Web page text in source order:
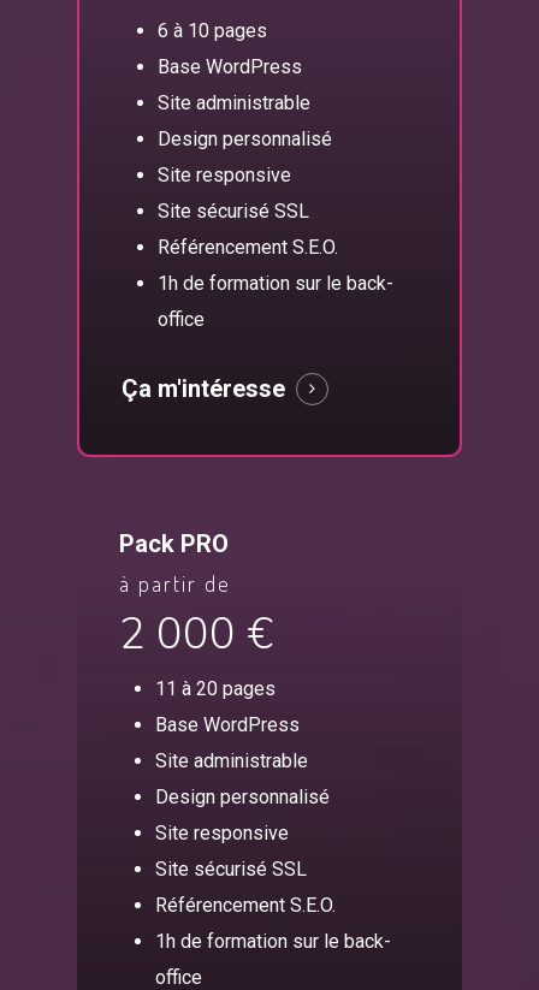
6 à 10 pages
Base WordPress
Site administrable
Design personnalisé
Site responsive
Site sécurisé SSL
Référencement S.E.O.
1h de formation sur le back-
office
Ça m'intéresse
Pack PRO
à partir de
2 000 €
11 à 20 pages
Base WordPress
Site administrable
Design personnalisé
Site responsive
Site sécurisé SSL
Référencement S.E.O.
1h de formation sur le back-
office